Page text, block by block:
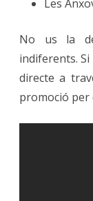
Les
No us la
indiferents.
directe a
promoció per